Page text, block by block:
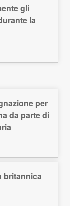
gli
la
per
da parte di
britannica